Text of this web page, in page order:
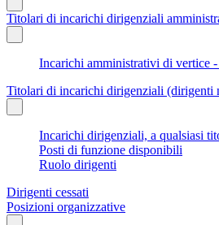
Titolari di incarichi dirigenziali
Incarichi amministrativi di vertice
Titolari di incarichi dirigenziali (dirigenti
Incarichi dirigenziali, a qualsiasi
Posti di funzione disponibili
Ruolo dirigenti
Dirigenti cessati
Posizioni organizzative